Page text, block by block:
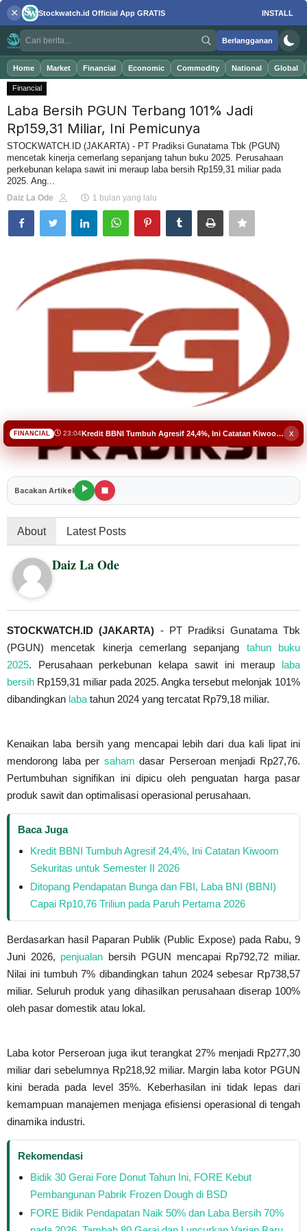
× Stockwatch.id Official App GRATIS INSTALL
Berlangganan
Home Market Financial Economic Commodity National Global
Masuk Daftar
Home
Market
Financial
Commodity
Syariah
Financial
Laba Bersih PGUN Terbang 101% Jadi
Rp159,31 Miliar, Ini Pemicunya
STOCKWATCH.ID (JAKARTA) - PT Pradiksi Gunatama Tbk (PGUN)
mencetak kinerja cemerlang sepanjang tahun buku 2025. Perusahaan
perkebunan kelapa sawit ini meraup laba bersih Rp159,31 miliar pada
2025. Ang...
Daiz La Ode 1 bulan yang lalu
Bacakan Artikel
About Latest Posts
Daiz La Ode
STOCKWATCH.ID (JAKARTA) - PT Pradiksi Gunatama Tbk
(PGUN) mencetak kinerja cemerlang sepanjang tahun buku
2025. Perusahaan perkebunan kelapa sawit ini meraup laba
bersih Rp159,31 miliar pada 2025. Angka tersebut melonjak 101%
dibandingkan laba tahun 2024 yang tercatat Rp79,18 miliar.
Kenaikan laba bersih yang mencapai lebih dari dua kali lipat ini
mendorong laba per saham dasar Perseroan menjadi Rp27,76.
Pertumbuhan signifikan ini dipicu oleh penguatan harga pasar
produk sawit dan optimalisasi operasional perusahaan.
Baca Juga
Kredit BBNI Tumbuh Agresif 24,4%, Ini Catatan Kiwoom
Sekuritas untuk Semester II 2026
Ditopang Pendapatan Bunga dan FBI, Laba BNI (BBNI)
Capai Rp10,76 Triliun pada Paruh Pertama 2026
Berdasarkan hasil Paparan Publik (Public Expose) pada Rabu, 9
Juni 2026, penjualan bersih PGUN mencapai Rp792,72 miliar.
Nilai ini tumbuh 7% dibandingkan tahun 2024 sebesar Rp738,57
miliar. Seluruh produk yang dihasilkan perusahaan diserap 100%
oleh pasar domestik atau lokal.
Laba kotor Perseroan juga ikut terangkat 27% menjadi Rp277,30
miliar dari sebelumnya Rp218,92 miliar. Margin laba kotor PGUN
kini berada pada level 35%. Keberhasilan ini tidak lepas dari
kemampuan manajemen menjaga efisiensi operasional di tengah
dinamika industri.
Rekomendasi
Bidik 30 Gerai Fore Donut Tahun Ini, FORE Kebut
Pembangunan Pabrik Frozen Dough di BSD
FORE Bidik Pendapatan Naik 50% dan Laba Bersih 70%
x
FINANCIAL 23:04 Kredit BBNI Tumbuh Agresif 24,4%, Ini Catatan Kiwoom Sekuritas untuk Semester II 2026